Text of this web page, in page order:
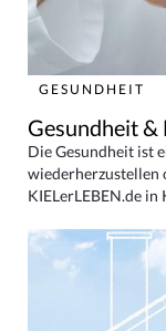
GESUNDHEIT
Gesundheit &
Die Gesundheit ist
wiederherzustellen
KIELerLEBEN.de